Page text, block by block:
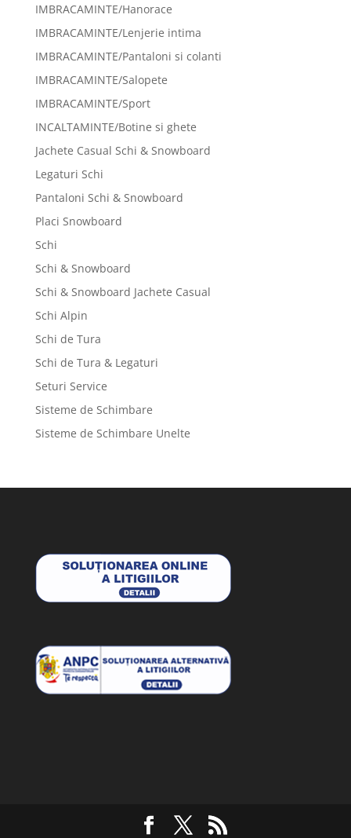
IMBRACAMINTE/Hanorace
IMBRACAMINTE/Lenjerie intima
IMBRACAMINTE/Pantaloni si colanti
IMBRACAMINTE/Salopete
IMBRACAMINTE/Sport
INCALTAMINTE/Botine si ghete
Jachete Casual Schi & Snowboard
Legaturi Schi
Pantaloni Schi & Snowboard
Placi Snowboard
Schi
Schi & Snowboard
Schi & Snowboard Jachete Casual
Schi Alpin
Schi de Tura
Schi de Tura & Legaturi
Seturi Service
Sisteme de Schimbare
Sisteme de Schimbare Unelte